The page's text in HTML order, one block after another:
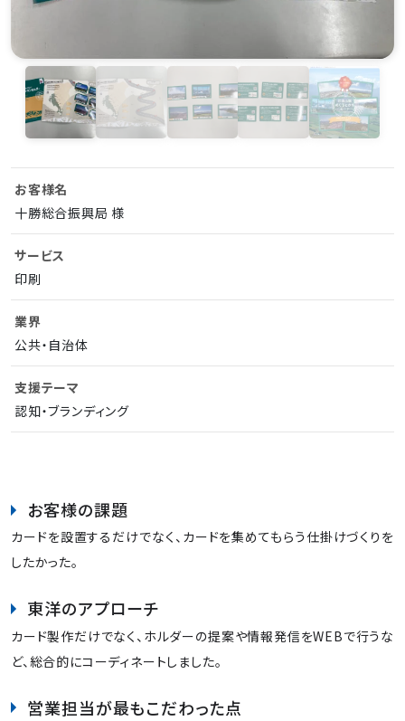
お客様名
十勝総合振興局 様
サービス
印刷
業界
公共・自治体
支援テーマ
認知・ブランディング
お客様の課題
カードを設置するだけでなく、カードを集めてもらう仕掛けづくりを
したかった。
東洋のアプローチ
カード製作だけでなく、ホルダーの提案や情報発信をWEBで行うな
ど、総合的にコーディネートしました。
営業担当が最もこだわった点